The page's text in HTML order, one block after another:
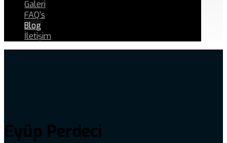
Galeri
FAQ’s
Blog
İletişim
Eyüp Perdeci